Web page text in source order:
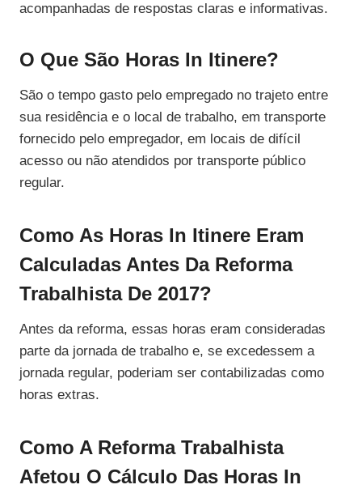
acompanhadas de respostas claras e informativas.
O Que São Horas In Itinere?
São o tempo gasto pelo empregado no trajeto entre
sua residência e o local de trabalho, em transporte
fornecido pelo empregador, em locais de difícil
acesso ou não atendidos por transporte público
regular.
Como As Horas In Itinere Eram
Calculadas Antes Da Reforma
Trabalhista De 2017?
Antes da reforma, essas horas eram consideradas
parte da jornada de trabalho e, se excedessem a
jornada regular, poderiam ser contabilizadas como
horas extras.
Como A Reforma Trabalhista
Afetou O Cálculo Das Horas In